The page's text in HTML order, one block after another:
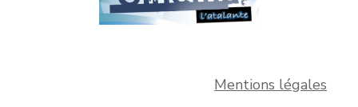
Mentions légales